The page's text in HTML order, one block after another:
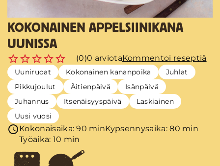
KOKONAINEN APPELSIINIKANA
UUNISSA
(0)0 arviotaKommentoi reseptiä
Uuniruoat Kokonainen kananpoika
Juhlat
Pikkujoulut
Äitienpäivä
Isänpäivä
Juhannus
Itsenäisyyspäivä
Laskiainen
Uusi vuosi
Kokonaisaika: 90 minKypsennysaika: 80 min
Työaika: 10 min